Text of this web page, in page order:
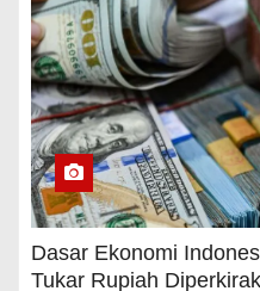
Dasar Ekonomi
Tukar Rupiah